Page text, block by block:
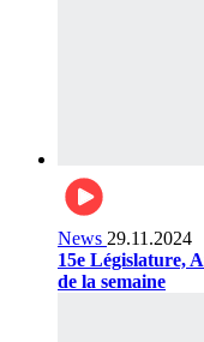
News 29.11.2024
15e Législature,
de la semaine